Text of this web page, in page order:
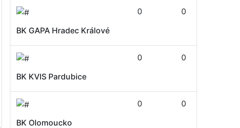
BK GAPA Hradec Králové
0 0
BK KVIS Pardubice
0 0
BK Olomoucko
0 0